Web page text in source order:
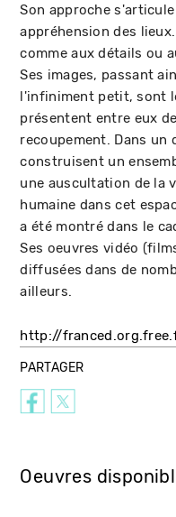
Son approche
appréhension des
comme aux détails ou
Ses images, passant
l'infiniment petit, sont
présentent entre eux
recoupement. Dans un
construisent un
une auscultation de la
humaine dans cet
a été montré dans le
Ses oeuvres vidéo
diffusées dans de
ailleurs.
http://
PARTAGER
Oeuvres